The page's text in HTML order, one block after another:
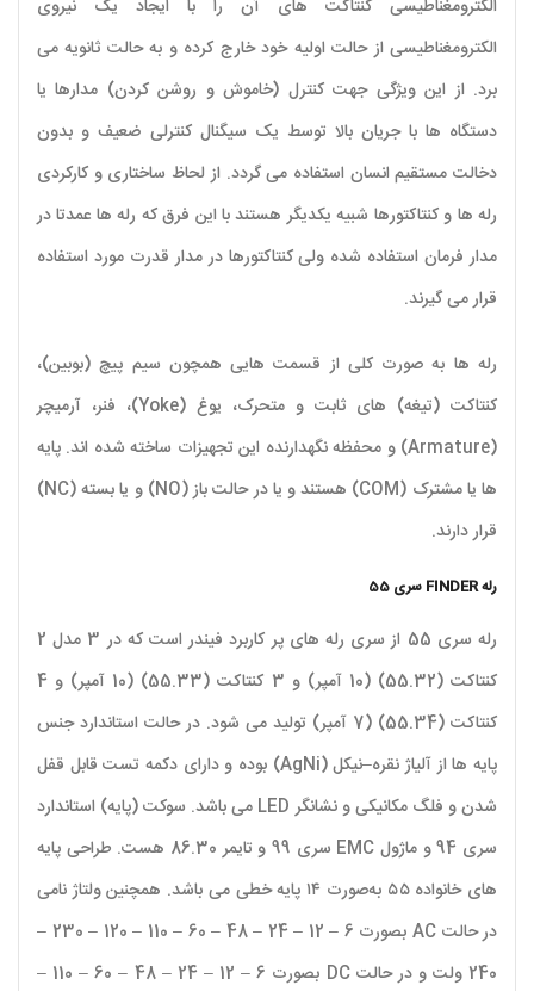
الکترومغناطیسی کنتاکت های آن را با ایجاد یک نیروی
الکترومغناطیسی از حالت اولیه خود خارج کرده و به حالت ثانویه می
برد. از این ویژگی جهت کنترل (خاموش و روشن کردن) مدارها یا
دستگاه ها با جریان بالا توسط یک سیگنال کنترلی ضعیف و بدون
دخالت مستقیم انسان استفاده می گردد. از لحاظ ساختاری و کارکردی
رله ها و کنتاکتورها شبیه یکدیگر هستند با این فرق که رله ها عمدتا در
مدار فرمان استفاده شده ولی کنتاکتورها در مدار قدرت مورد استفاده
قرار می گیرند.
رله ها به صورت کلی از قسمت هایی همچون سیم پیچ (بوبین)،
کنتاکت (تیغه) های ثابت و متحرک، یوغ (Yoke)، فنر، آرمیچر
(Armature) و محفظه نگهدارنده این تجهیزات ساخته شده اند. پایه
ها یا مشترک (COM) هستند و یا در حالت باز (NO) و یا بسته (NC)
قرار دارند.
رله FINDER سری 55
رله سری 55 از سری رله های پر کاربرد فیندر است که در 3 مدل 2
کنتاکت (55.32) (10 آمپر) و 3 کنتاکت (55.33) (10 آمپر) و 4
کنتاکت (55.34) (7 آمپر) تولید می شود. در حالت استاندارد جنس
پایه ها از آلیاژ نقره–نیکل (AgNi) بوده و دارای دکمه تست قابل قفل
شدن و فلگ مکانیکی و نشانگر LED می باشد. سوکت (پایه) استاندارد
سری 94 و ماژول EMC سری 99 و تایمر 86.30 هست. طراحی پایه
های خانواده ۵۵ به‌صورت ۱۴ پایه خطی می‌ باشد. همچنین ولتاژ نامی
در حالت AC بصورت 6 – 12 – 24 – 48 – 60 – 110 – 120 – 230 –
240 ولت و در حالت DC بصورت 6 – 12 – 24 – 48 – 60 – 110 –